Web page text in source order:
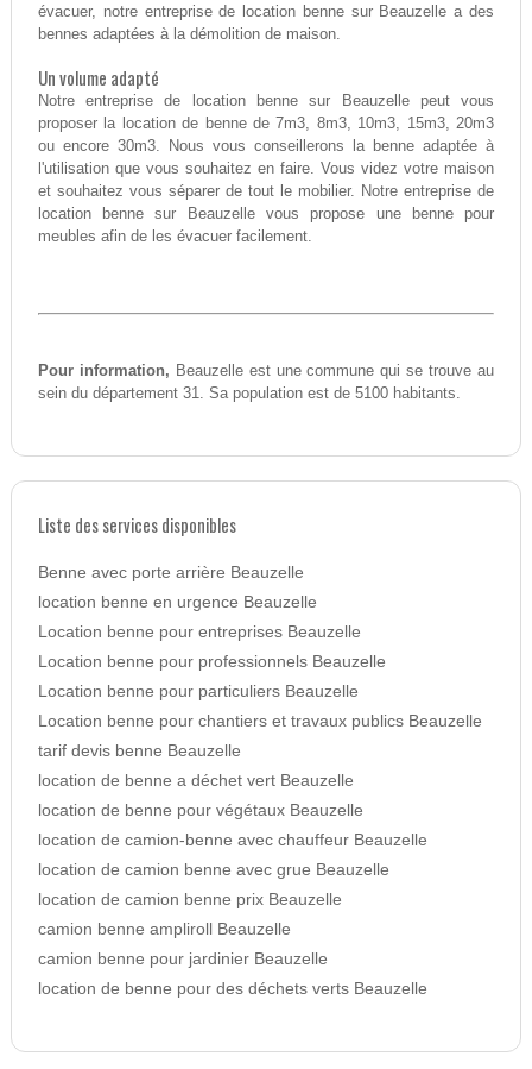
évacuer, notre entreprise de location benne sur Beauzelle a des
bennes adaptées à la démolition de maison.
Un volume adapté
Notre entreprise de location benne sur Beauzelle peut vous
proposer la location de benne de 7m3, 8m3, 10m3, 15m3, 20m3
ou encore 30m3. Nous vous conseillerons la benne adaptée à
l'utilisation que vous souhaitez en faire. Vous videz votre maison
et souhaitez vous séparer de tout le mobilier. Notre entreprise de
location benne sur Beauzelle vous propose une benne pour
meubles afin de les évacuer facilement.
Pour information, Beauzelle est une commune qui se trouve au
sein du département 31. Sa population est de 5100 habitants.
Liste des services disponibles
Benne avec porte arrière Beauzelle
location benne en urgence Beauzelle
Location benne pour entreprises Beauzelle
Location benne pour professionnels Beauzelle
Location benne pour particuliers Beauzelle
Location benne pour chantiers et travaux publics Beauzelle
tarif devis benne Beauzelle
location de benne a déchet vert Beauzelle
location de benne pour végétaux Beauzelle
location de camion-benne avec chauffeur Beauzelle
location de camion benne avec grue Beauzelle
location de camion benne prix Beauzelle
camion benne ampliroll Beauzelle
camion benne pour jardinier Beauzelle
location de benne pour des déchets verts Beauzelle